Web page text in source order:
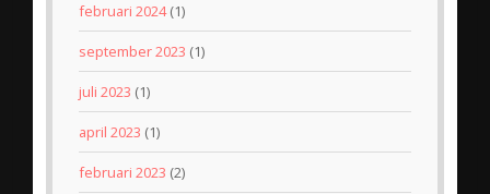
februari 2024(1)
september 2023 (1)
juli 2023 (1)
april 2023 (1)
februari 2023 (2)